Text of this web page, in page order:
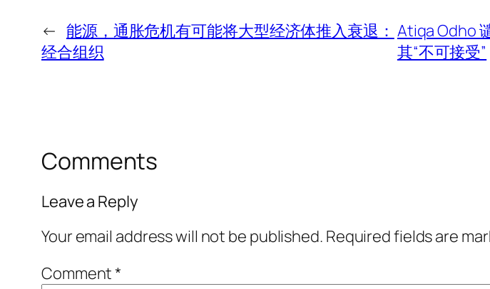
← 能源，通胀危机有可能将大型经济体推入衰退：
经合组织
Atiqa Odho
其“不可接受”
Comments
Leave a Reply
Your email address will not be published. Required fields are
Comment*